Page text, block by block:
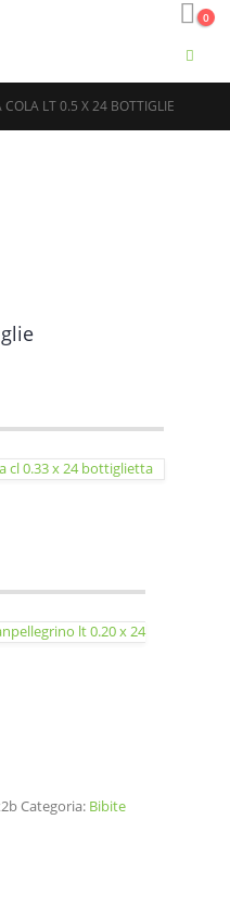
0
COLA LT 0.5 X 24 BOTTIGLIE
cl 0.33 x 24 bottiglietta
lt 0.20 x 24
Categoria: Bibite